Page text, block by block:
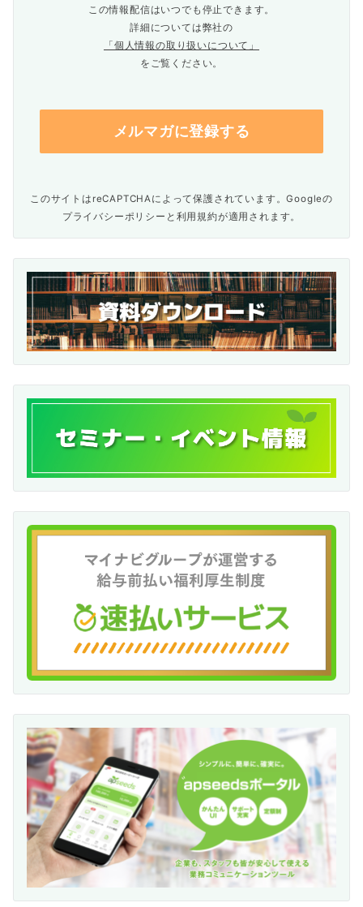
この情報配信はいつでも停止できます。
詳細については弊社の
「個人情報の取り扱いについて」
をご覧ください。
このサイトはreCAPTCHAによって保護されています。Googleの
プライバシーポリシー と 利用規約が適用されます。